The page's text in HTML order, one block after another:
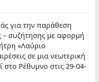
για την παράθεση
– συζήτησης με αφορμή
«Λαύριο
σε μια νεωτερική
Ρέθυμνο στις 29-04-